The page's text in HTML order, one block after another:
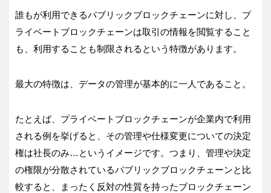
誰もが利用できるパブリックブロックチェーンに対し、プ
ライベートブロックチェーンは取引の情報を閲覧すること
も、利用することも制限されるという特徴があります。
最大の特徴は、データの管理が基本的に一人であること。
たとえば、プライベートブロックチェーンが企業内で利用
される例を挙げると、その管理や仕様変更についての決定
権は社長のみ…というイメージです。つまり、管理や決定
の権限が分散されているパブリックブロックチェーンと比
較すると、まったく反対の性質を持ったブロックチェーン